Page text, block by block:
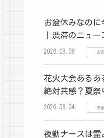
お盆休みなの
｜渋滞のニュ
2026.08.08 あ
花火大会あるあ
絶対共感？夏祭
2026.08.04 あ
夜勤ナースは霊